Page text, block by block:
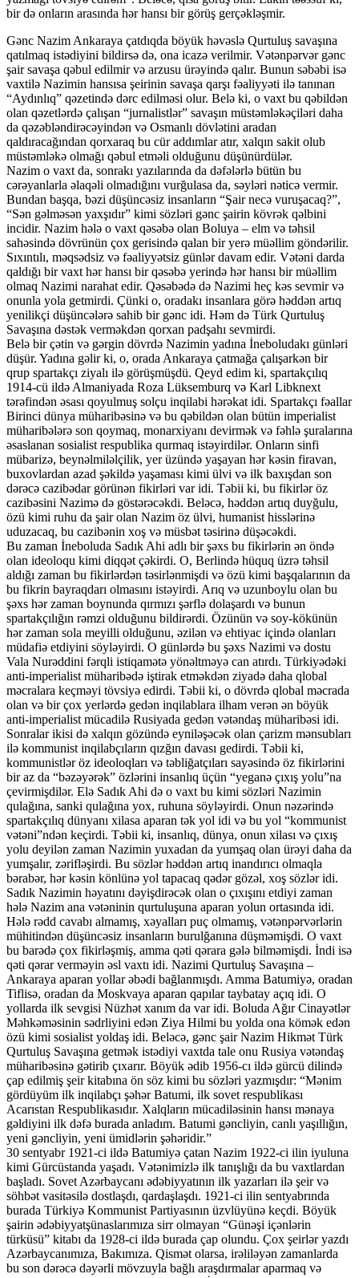
bir də onların arasında hər hansı bir görüş gerçəkləşmir.
Gənc Nazim Ankaraya çatdıqda böyük həvəslə Qurtuluş savaşına
qatılmaq istədiyini bildirsə də, ona icazə verilmir. Vətənpərvər gənc
şair savaşa qəbul edilmir və arzusu ürəyində qalır. Bunun səbəbi isə
vaxtilə Nazimin hansısa şeirinin savaşa qarşı fəaliyyəti ilə tanınan
“Aydınlıq” qəzetində dərc edilməsi olur. Belə ki, o vaxt bu qəbildən
olan qəzetlərdə çalışan “jurnalistlər” savaşın müstəmləkəçiləri daha
da qəzəbləndirəcəyindən və Osmanlı dövlətini aradan
qaldıracağından qorxaraq bu cür addımlar atır, xalqın sakit olub
müstəmləkə olmağı qəbul etməli olduğunu düşünürdülər.
Nazim o vaxt da, sonrakı yazılarında da dəfələrlə bütün bu
cərəyanlarla əlaqəli olmadığını vurğulasa da, səyləri nəticə vermir.
Bundan başqa, bəzi düşüncəsiz insanların “Şair necə vuruşacaq?”,
“Sən gəlməsən yaxşıdır” kimi sözləri gənc şairin kövrək qəlbini
incidir. Nazim hələ o vaxt qəsəbə olan Boluya – elm və təhsil
sahəsində dövrünün çox gerisində qalan bir yerə müəllim göndərilir.
Sıxıntılı, məqsədsiz və fəaliyyətsiz günlər davam edir. Vətəni darda
qaldığı bir vaxt hər hansı bir qəsəbə yerində hər hansı bir müəllim
olmaq Nazimi narahat edir. Qəsəbədə də Nazimi heç kəs sevmir və
onunla yola getmirdi. Çünki o, oradakı insanlara görə həddən artıq
yenilikçi düşüncələrə sahib bir gənc idi. Həm də Türk Qurtuluş
Savaşına dəstək verməkdən qorxan padşahı sevmirdi.
Belə bir çətin və gərgin dövrdə Nazimin yadına İneboludakı günləri
düşür. Yadına gəlir ki, o, orada Ankaraya çatmağa çalışarkən bir
qrup spartakçı ziyalı ilə görüşmüşdü. Qeyd edim ki, spartakçılıq
1914-cü ildə Almaniyada Roza Lüksemburq və Karl Libknext
tərəfindən əsası qoyulmuş solçu inqilabi hərəkat idi. Spartakçı fəallar
Birinci dünya müharibəsinə və bu qəbildən olan bütün imperialist
müharibələrə son qoymaq, monarxiyanı devirmək və fəhlə şuralarına
əsaslanan sosialist respublika qurmaq istəyirdilər. Onların sinfi
mübarizə, beynəlmiləlçilik, yer üzündə yaşayan hər kəsin firavan,
buxovlardan azad şəkildə yaşaması kimi ülvi və ilk baxışdan son
dərəcə cazibədar görünən fikirləri var idi. Təbii ki, bu fikirlər öz
cazibəsini Nazimə də göstərəcəkdi. Beləcə, həddən artıq duyğulu,
özü kimi ruhu da şair olan Nazim öz ülvi, humanist hisslərinə
uduzacaq, bu cazibənin xoş və müsbət təsirinə düşəcəkdi.
Bu zaman İneboluda Sadık Ahi adlı bir şəxs bu fikirlərin ən öndə
olan ideoloqu kimi diqqət çəkirdi. O, Berlində hüquq üzrə təhsil
aldığı zaman bu fikirlərdən təsirlənmişdi və özü kimi başqalarının da
bu fikrin bayraqdarı olmasını istəyirdi. Arıq və uzunboylu olan bu
şəxs hər zaman boynunda qırmızı şərflə dolaşardı və bunun
spartakçılığın rəmzi olduğunu bildirərdi. Özünün və soy-kökünün
hər zaman sola meyilli olduğunu, əzilən və ehtiyac içində olanları
müdafiə etdiyini söyləyirdi. O günlərdə bu şəxs Nazimi və dostu
Vala Nurəddini fərqli istiqamətə yönəltməyə can atırdı. Türkiyədəki
anti-imperialist müharibədə iştirak etməkdən ziyadə daha qlobal
məcralara keçməyi tövsiyə edirdi. Təbii ki, o dövrdə qlobal məcrada
olan və bir çox yerlərdə gedən inqilablara ilham verən ən böyük
anti-imperialist mücadilə Rusiyada gedən vətəndaş müharibəsi idi.
Sonralar ikisi də xalqın gözündə eyniləşəcək olan çarizm mənsubları
ilə kommunist inqilabçıların qızğın davası gedirdi. Təbii ki,
kommunistlər öz ideoloqları və təbliğatçıları sayəsində öz fikirlərini
bir az da “bəzəyərək” özlərini insanlıq üçün “yeganə çıxış yolu”na
çevirmişdilər. Elə Sadık Ahi də o vaxt bu kimi sözləri Nazimin
qulağına, sanki qulağına yox, ruhuna söyləyirdi. Onun nəzərində
spartakçılıq dünyanı xilasa aparan tək yol idi və bu yol “kommunist
vətəni”ndən keçirdi. Təbii ki, insanlıq, dünya, onun xilası və çıxış
yolu deyilən zaman Nazimin yuxadan da yumşaq olan ürəyi daha da
yumşalır, zərifləşirdi. Bu sözlər həddən artıq inandırıcı olmaqla
bərabər, hər kəsin könlünə yol tapacaq qədər gözəl, xoş sözlər idi.
Sadık Nazimin həyatını dəyişdirəcək olan o çıxışını etdiyi zaman
hələ Nazim ana vətəninin qurtuluşuna aparan yolun ortasında idi.
Hələ rədd cavabı almamış, xəyalları puç olmamış, vətənpərvərlərin
mühitindən düşüncəsiz insanların burulğanına düşməmişdi. O vaxt
bu barədə çox fikirləşmiş, amma qəti qərara gələ bilməmişdi. İndi isə
qəti qərar verməyin əsl vaxtı idi. Nazimi Qurtuluş Savaşına –
Ankaraya aparan yollar əbədi bağlanmışdı. Amma Batumiyə, oradan
Tiflisə, oradan da Moskvaya aparan qapılar taybatay açıq idi. O
yollarda ilk sevgisi Nüzhət xanım da var idi. Boluda Ağır Cinayətlər
Məhkəməsinin sədrliyini edən Ziya Hilmi bu yolda ona kömək edən
özü kimi sosialist yoldaş idi. Beləcə, gənc şair Nazim Hikmət Türk
Qurtuluş Savaşına getmək istədiyi vaxtda tale onu Rusiya vətəndaş
müharibəsinə gətirib çıxarır. Böyük ədib 1956-cı ildə gürcü dilində
çap edilmiş şeir kitabına ön söz kimi bu sözləri yazmışdır: “Mənim
gördüyüm ilk inqilabçı şəhər Batumi, ilk sovet respublikası
Acarıstan Respublikasıdır. Xalqların mücadiləsinin hansı mənaya
gəldiyini ilk dəfə burada anladım. Batumi gəncliyin, canlı yaşıllığın,
yeni gəncliyin, yeni ümidlərin şəhəridir.”
30 sentyabr 1921-ci ildə Batumiyə çatan Nazim 1922-ci ilin iyuluna
kimi Gürcüstanda yaşadı. Vətənimizlə ilk tanışlığı da bu vaxtlardan
başladı. Sovet Azərbaycanı ədəbiyyatının ilk yazarları ilə şeir və
söhbət vasitəsilə dostlaşdı, qardaşlaşdı. 1921-ci ilin sentyabrında
burada Türkiyə Kommunist Partiyasının üzvlüyünə keçdi. Böyük
şairin ədəbiyyatşünaslarımıza sirr olmayan “Günəşi içənlərin
türküsü” kitabı da 1928-ci ildə burada çap olundu. Çox şeirlər yazdı
Azərbaycanımıza, Bakımıza. Qismət olarsa, irəliləyən zamanlarda
bu son dərəcə dəyərli mövzuyla bağlı araşdırmalar aparmaq və